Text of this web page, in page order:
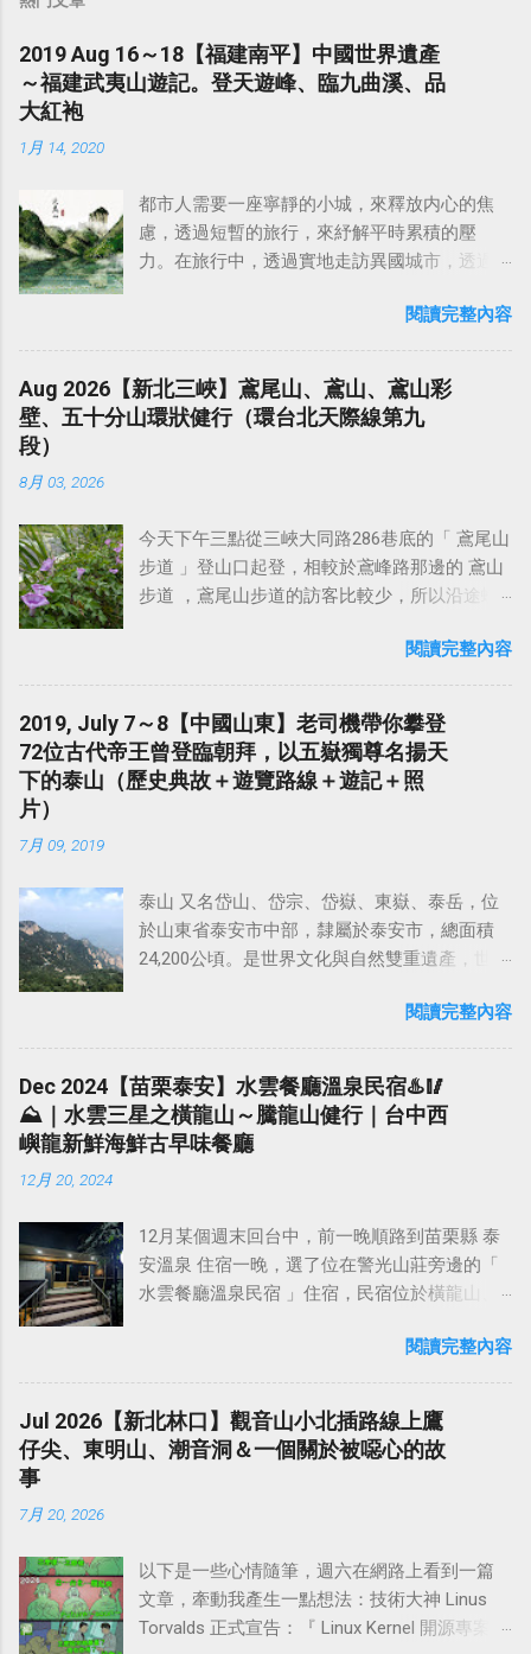
2019 Aug 16～18【福建南平】中國世界遺產
～福建武夷山遊記。登天遊峰、臨九曲溪、品
大紅袍
1月 14, 2020
都市人需要一座寧靜的小城，來釋放内心的焦
慮，透過短暫的旅行，來紓解平時累積的壓
力。在旅行中，透過實地走訪異國城市，透過
餚，來認識不同國家、不同地區的歷史和文
化，豐富自己的人生經驗，寫下自己的故事，
這不就是旅行的意義嗎？ 2019年夏天，藉著一
次到蘇州出差的機會，和在上海出差的同事相
約，找個週末，搭一趟高鐵，來武夷山品一壺
壯麗的山河，以及有故事的歷史古蹟。而距離
上海不遠，且最有名的 黃山 、 泰山 這些風景
名勝，之前來大陸出差時都去過了，剩下的山
平的「 武夷山 」莫屬了。 武夷山位於福建省北
部，是世界文化與自然遺產雙重遺產地，曾被
《 孤星旅遊指南 》評為「 全球十大最幸福地方
」之一。 武夷山還具有豐富的歷史文化遺產，
道教傳說、懸棺文化讓這裡的山水更多了一分
的 丹霞地貌 ，億萬年大自然的鬼斧神工，形成
了碧水丹峰的美景，共有36峰布列在武夷溪兩
岸。溪水清碧，浪環九曲，乘竹筏游溪，可兼
覽山水之勝。1999年武夷山被聯合國教科文組
織批准列入《 世界遺產名錄 》，成為世界文化
名山碧水之間，住於幔亭峰下，茹芝飲瀑，遁
跡養生， 教人開墾荒地，種植糧食棉花、花
果、茶葉，挖井取水。成為福建彭氏始祖。後
2158米） ，是福建省第一高峰。 武夷山景區
內，雖無特別的高峰，但奇景甚多，特別是武
彝溪兩岸，除了有自然天成的石峰澗水外，還
船沿溪而游，記敘了武夷山中36峰中之大部分
及飛瀑林木都一一歷。 武夷山具有桂林之秀，
黃山之奇，華山之險，泰山之雄，居五嶽之
閱讀完整內容
Aug 2026【新北三峽】鳶尾山、鳶山、鳶山彩
壁、五十分山環狀健行（環台北天際線第九
段）
8月 03, 2026
今天下午三點從三峽大同路286巷底的「 鳶尾山
步道 」登山口起登，相較於鳶峰路那邊的 鳶山
步道 ，鳶尾山步道的訪客比較少，所以沿途蜘
建議將車輛停在外面三峽老街附近再走進來。
如果是騎機車，快要抵達登山口之前，路旁有
幾處小空曠處可停車。從登山口至鳶尾山大約
20～30分鐘步程，再續行半小時即抵達海拔220
公尺的 福德坑山東峰 ，這邊有一個休息涼亭，
山景第一排的展望挺不錯，在此休息10分鐘後
下至 鳶山岩 ，然後抵達 鳶峰路登山口 ，構成
一個環狀健行路線。 從長春嶺續行，途中經過
一個楓樟亭，這裡展望不錯，可以眺望波光嶙
後，即抵達海拔高度321公尺的 福德坑山（鳶
山） ，山頂腹地不算很寬敞，設有三等三角點
基石一顆，從上頂旁的展望點可觀賞土城、板
橋及鶯歌等地區風光。 鳶山 位於新北市三峽市
區的西南方，屬 雪山山脈支脈 稜端，因山型似
座和平鐘樓，為鳶山風景區的特殊景點，名列
三峽五景之一。 過鳶山後，再走20分鐘即可抵
達鳶山彩壁，這是造訪鳶山必訪的景點。今天
在這裡看到兩位應該是泰國還是越南的一對情
侶黨，在這邊對著手機鏡頭忘情演出，還自帶
現，應該不輸某些台廠的戲精演員。我簡單拍
幾張紀念照後，便繼續往 五十分山 的方向前
分山休息10分鐘後啟程下山，途中本來想走水
泥路快速下山，但考慮到時間還早，下山後走
柏油路可能會曬太陽，正當猶豫不決時，我決
閱讀完整內容
2019, July 7～8【中國山東】老司機帶你攀登
72位古代帝王曾登臨朝拜，以五嶽獨尊名揚天
下的泰山（歷史典故＋遊覽路線＋遊記＋照
片）
7月 09, 2019
泰山 又名岱山、岱宗、岱嶽、東嶽、泰岳，位
於山東省泰安市中部，隸屬於泰安市，總面積
24,200公頃。是世界文化與自然雙重遺產，世界
風景名勝區，國家5A級旅遊景區。 泰山的主峰
「 玉皇頂 」海拔1545米，氣勢雄偉磅礴，有「
五嶽之首 」、「 天下第一山 」的之稱。在漢族
傳統文化中，泰山一直有「五嶽獨尊」的美
譽。自秦始皇封禪泰山後，歷朝歷代帝王不斷
在泰山封禪和祭祀，並且在泰山上下建廟塑
（湖南）、 中嶽嵩山 並稱為 中國五嶽 。自古
以來，以東為尊，而泰山在東，因此被歷代封
建帝王選為仰天功之巍巍而封禪祭祀的地方。
家喻戶曉的名詞，五個方位，五處山巒，承載
的不僅僅是一方美景，更是五處古人的哲思，
將天地山河用這五個地方所代表，四方山河有
了憑依，神州有了倚靠，而儘管它在風景上或
位，這就是文明賦予它的歷史意義，百代而
來，未曾斷絕。 泰山，以五嶽獨尊名揚天下，
中國歷代曾有72位皇帝到泰山封禪 。杜甫一首
《望岳》中的「 會當凌絕頂，一覽眾山小 」表
閱讀完整內容
Dec 2024【苗栗泰安】水雲餐廳溫泉民宿♨️🥢
⛰️｜水雲三星之橫龍山～騰龍山健行｜台中西
嶼龍新鮮海鮮古早味餐廳
12月 20, 2024
12月某個週末回台中，前一晚順路到苗栗縣 泰
安溫泉 住宿一晚，選了位在警光山莊旁邊的「
水雲餐廳溫泉民宿 」住宿，民宿位於橫龍山、
「 泰安警光山莊 」，而警光山莊是泰安溫泉的
源頭，所以這裡的溫泉可以說是相當純正的。
水雲餐廳溫泉民宿 的客房乾凈整齊，每個房間
都面對汶水溪，早上可以一邊泡湯一邊欣賞美
麗的溪谷風光和山景。 民宿採客房內泡溫泉，
溫度剛剛好，不用再另外放冷水。 來住宿的
話，會附美味的西式早餐（晚餐好像也可以另
外預訂），退房時間是早上11點，早上吃完早
閱讀完整內容
Jul 2026【新北林口】觀音山小北插路線上鷹
仔尖、東明山、潮音洞＆一個關於被噁心的故
事
7月 20, 2026
以下是一些心情隨筆，週六在網路上看到一篇
文章，牽動我產生一點想法：技術大神 Linus
Torvalds 正式宣告：『 Linux Kernel 開源專案會